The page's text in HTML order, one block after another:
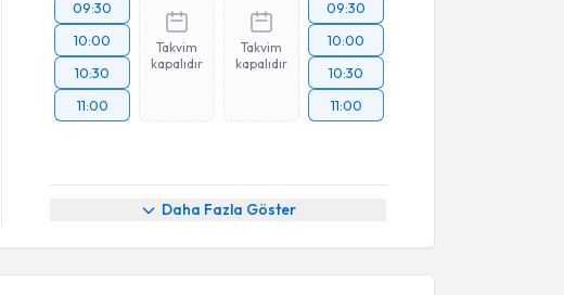
09:30
10:00
10:30
11:00
Takvim
kapalıdır
Takvim
kapalıdır
09:30
10:00
10:30
11:00
Daha Fazla Göster